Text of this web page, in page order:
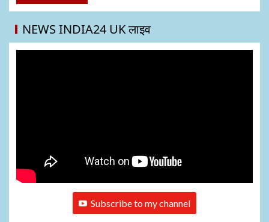
NEWS INDIA24 UK लाइव
Subscribe to my channel